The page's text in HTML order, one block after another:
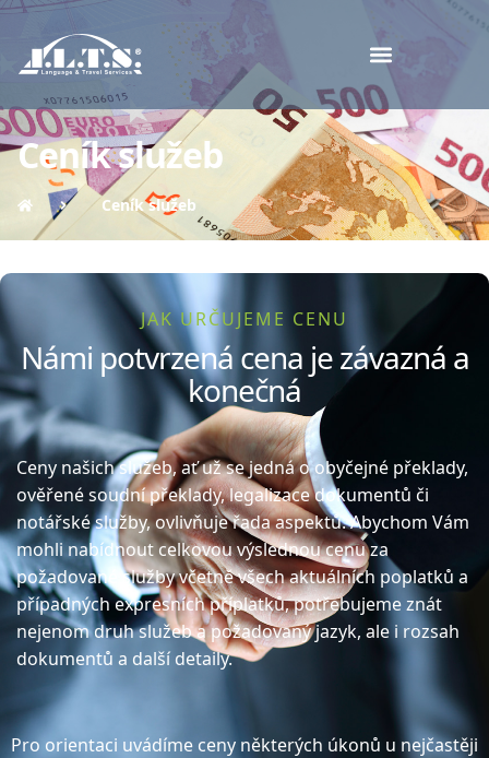
Ceník služeb
Ceník služeb
JAK URČUJEME CENU
Námi potvrzená cena je závazná a
konečná
Ceny našich služeb, ať už se jedná o obyčejné překlady,
ověřené soudní překlady, legalizace dokumentů či
notářské služby, ovlivňuje řada aspektů. Abychom Vám
mohli nabídnout celkovou výslednou cenu za
požadované služby včetně všech aktuálních poplatků a
případných expresních příplatků, potřebujeme znát
nejenom druh služeb a požadovaný jazyk, ale i rozsah
dokumentů a další detaily.
Pro orientaci uvádíme ceny některých úkonů u nejčastěji